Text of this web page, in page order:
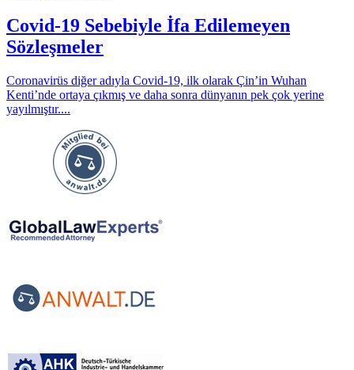
Covid-19 Sebebiyle İfa Edilemeyen
Sözleşmeler
Coronavirüs diğer adıyla Covid-19, ilk olarak Çin’in Wuhan
Kenti’nde ortaya çıkmış ve daha sonra dünyanın pek çok yerine
yayılmıştır....